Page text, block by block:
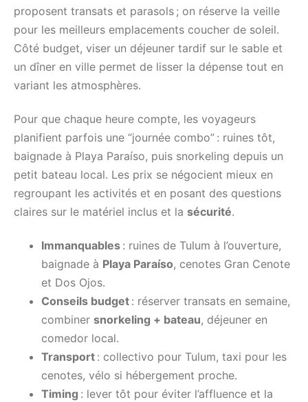
proposent transats et parasols ; on réserve la veille
pour les meilleurs emplacements coucher de soleil.
Côté budget, viser un déjeuner tardif sur le sable et
un dîner en ville permet de lisser la dépense tout en
variant les atmosphères.
Pour que chaque heure compte, les voyageurs
planifient parfois une “journée combo” : ruines tôt,
baignade à Playa Paraíso, puis snorkeling depuis un
petit bateau local. Les prix se négocient mieux en
regroupant les activités et en posant des questions
claires sur le matériel inclus et la sécurité.
Immanquables : ruines de Tulum à l’ouverture,
baignade à Playa Paraíso, cenotes Gran Cenote
et Dos Ojos.
Conseils budget : réserver transats en semaine,
combiner snorkeling + bateau, déjeuner en
comedor local.
Transport : collectivo pour Tulum, taxi pour les
cenotes, vélo si hébergement proche.
Timing : lever tôt pour éviter l’affluence et la